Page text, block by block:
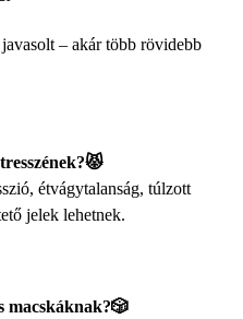
– akár több rövidebb
étvágytalanság, túlzott
jelek lehetnek.
macskáknak?🎲